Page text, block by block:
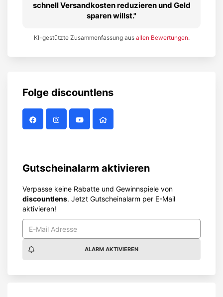
schnell Versandkosten reduzieren und Geld
sparen willst.
KI-gestützte Zusammenfassung aus allen Bewertungen.
Folge discountlens
Gutscheinalarm aktivieren
Verpasse keine Rabatte und Gewinnspiele von
discountlens. Jetzt Gutscheinalarm per E-Mail
aktivieren!
ALARM AKTIVIEREN